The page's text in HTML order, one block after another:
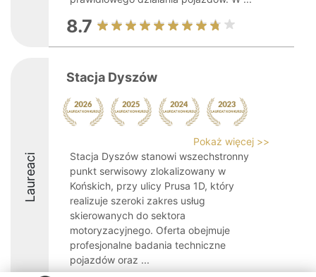
8.7
Laureaci
Stacja Dyszów
Pokaż więcej >>
Stacja Dyszów stanowi wszechstronny
punkt serwisowy zlokalizowany w
Końskich, przy ulicy Prusa 1D, który
realizuje szeroki zakres usług
skierowanych do sektora
motoryzacyjnego. Oferta obejmuje
profesjonalne badania techniczne
pojazdów oraz ...